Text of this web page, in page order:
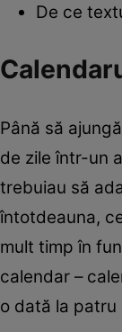
De ce
Până să
de zile într-un
trebuiau să
întotdeauna,
mult timp în
calendar –
o dată la patru